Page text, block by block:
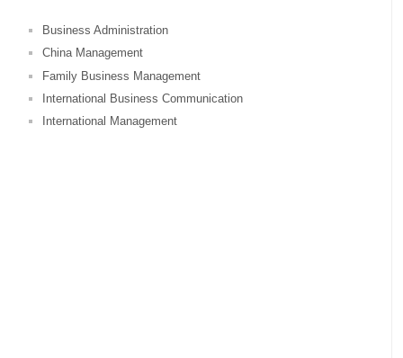
Business Administration
China Management
Family Business Management
International Business Communication
International Management